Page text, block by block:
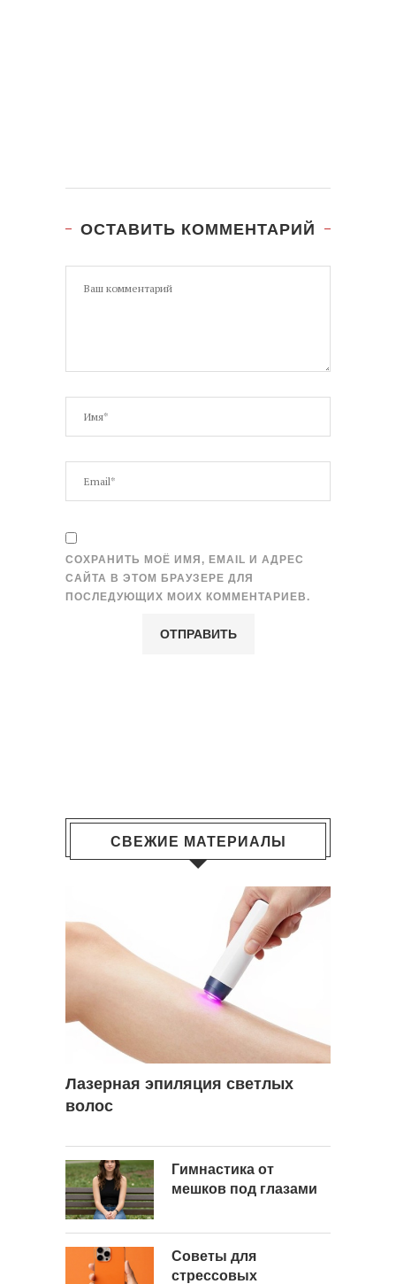
ОСТАВИТЬ КОММЕНТАРИЙ
СОХРАНИТЬ МОЁ ИМЯ, EMAIL И АДРЕС
САЙТА В ЭТОМ БРАУЗЕРЕ ДЛЯ
ПОСЛЕДУЮЩИХ МОИХ КОММЕНТАРИЕВ.
СВЕЖИЕ МАТЕРИАЛЫ
Лазерная эпиляция светлых
волос
Гимнастика от
мешков под глазами
Советы для
стрессовых